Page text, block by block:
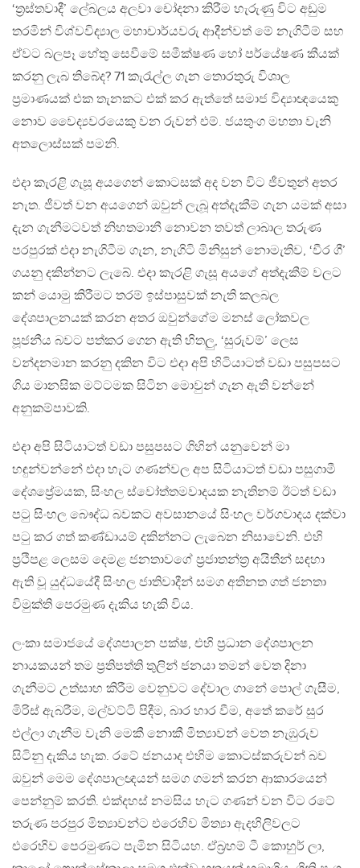
‘ත්‍රස්තවාදී’ ලේබලය අලවා චෝදනා කිරීම හැරුණු විට අඩුම
තරමින් විශ්වවිද්‍යාල මහාචාර්යවරු ආදීන්වත් මේ නැගිටීම් සහ
ඒවට බලපෑ හේතු සෙවීමේ සමීක්ෂණ හෝ පර්යේෂණ කීයක්
කරනු ලැබ තිබේද? 71 කැරැල්ල ගැන තොරතුරු විශාල
ප්‍රමාණයක් එක තැනකට එක් කර ඇත්තේ සමාජ විද්‍යාඥයෙකු
නොව වෛද්‍යවරයෙකු වන රුවන් එම්. ජයතුංග මහතා වැනි
අතලොස්සක් පමනි.
එදා කැරළි ගැසූ අයගෙන් කොටසක් අද වන විට ජීවතුන් අතර
නැත. ජීවත් වන අයගෙන් ඔවුන් ලැබූ අත්දැකීම් ගැන යමක් අසා
දැන ගැනීමටවත් නිහතමානී නොවන තවත් ලාබාල තරුණ
පරපුරක් එදා නැගිටීම ගැන, නැගිටි මිනිසුන් නොමැතිව, ‘වීර ගී’
ගයනු දකින්නට ලැබේ. එදා කැරළි ගැසූ අයගේ අත්දැකීම් වලට
කන් යොමු කිරීමට තරම් ඉස්පාසුවක් නැති කලබල
දේශපාලනයක් කරන අතර ඔවුන්ගේම මනස් ලෝකවල
පූජනීය බවට පත්කර ගෙන ඇති හිතලු, ‘සුරුවම්’ ලෙස
වන්දනමාන කරනු දකින විට එදා අපි හිටියාටත් වඩා පසුපසට
ගිය මානසික මට්ටමක සිටින මොවුන් ගැන ඇති වන්නේ
අනුකම්පාවකි.
එදා අපි සිටියාටත් වඩා පසුපසට ගිහින් යනුවෙන් මා
හඳුන්වන්නේ එදා හැට ගණන්වල අප සිටියාටත් වඩා පසුගාමී
දේශප්‍රේමයක, සිංහල ස්වෝත්තමවාදයක නැතිනම් ඊටත් වඩා
පටු සිංහල බෞද්ධ බවකට අවසානයේ සිංහල වර්ගවාදය දක්වා
පටු කර ගත් කණ්ඩායම් දකින්නට ලැබෙන නිසාවෙනි. එහි
ප්‍රථිපළ ලෙසම දෙමළ ජනතාවගේ ප්‍රජාතන්ත්‍ර අයිතීන් සඳහා
ඇති වූ යුද්ධයේදී සිංහල ජාතිවාදීන් සමග අතිනත ගත් ජනතා
විමුක්ති පෙරමුණ දැකිය හැකි විය.
ලංකා සමාජයේ දේශපාලන පක්ෂ, එහි ප්‍රධාන දේශපාලන
නායකයන් තම ප්‍රතිපත්ති තුලින් ජනයා තමන් වෙත දිනා
ගැනීමට උත්සාහ කිරීම වෙනුවට දේවාල ගානේ පොල් ගැසීම,
මිරිස් ඇබරීම, මල්වට්ටි පිදීම, බාර හාර වීම, අතේ කරේ සුර
එල්ලා ගැනීම වැනි මෙකී නොකී මිත්‍යාවන් වෙත නැඹුරුව
සිටිනු දැකිය හැක. රටේ ජනයාද එහිම කොටස්කරුවන් බව
ඔවුන් මෙම දේශපාලඥයන් සමග ගමන් කරන ආකාරයෙන්
පෙන්නුම් කරති. එක්දහස් නමසිය හැට ගණන් වන විට රටේ
තරුණ පරපුර මිත්‍යාවන්ට එරෙහිව මිත්‍යා ඇදහිලිවලට
එරෙහිව පෙරමුණට පැමින සිටියහ. ඒබ්‍රහම් ටී කොහුර් ලා,